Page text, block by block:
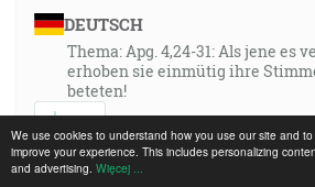
We use cookies to understand how you use our site and to
improve your experience. This includes personalizing
and advertising. Więcej ...
DEUTSCH
Thema: Apg. 4,24-31: Als jene es
erhoben sie einmütig ihre
beteten!
MP3